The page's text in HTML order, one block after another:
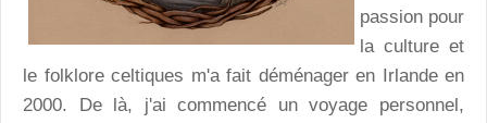
passion pour
la culture et
le folklore celtiques m'a fait déménager en Irlande en
2000. De là, j'ai commencé un voyage personnel,